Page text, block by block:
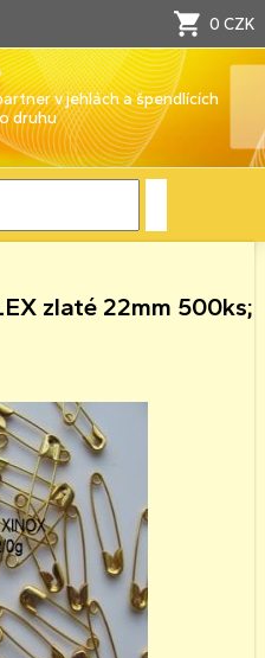
0 CZK
v jehlách a špendlících
druhu
zlaté 22mm 500ks;